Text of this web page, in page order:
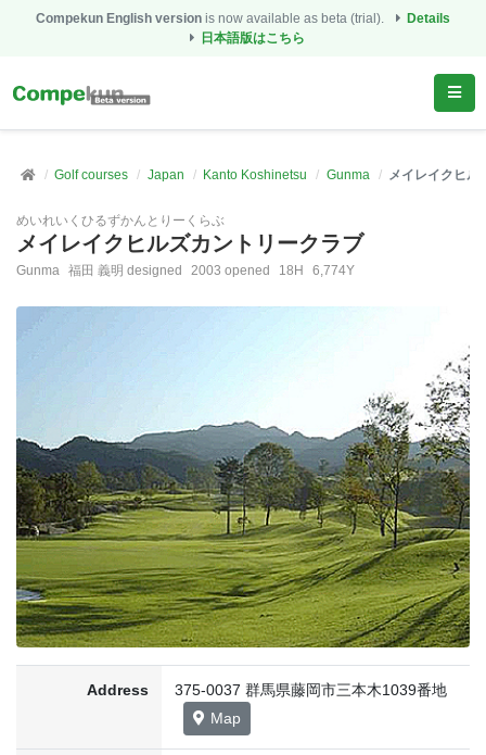
Compekun English version is now available as beta (trial).
Details
日本語版はこちら
Golf courses Japan Kanto Koshinetsu Gunma メイレイクヒル
めいれいくひるずかんとりーくらぶ
メイレイクヒルズカントリークラブ
Gunma 福田 義明 designed 2003 opened 18H 6,774Y
Address
375-0037 群馬県藤岡市三本木1039番地
Map